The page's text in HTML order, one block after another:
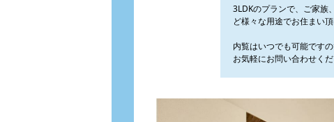
3LDKのプランで、ご家族
ど様々な用途でお住まい頂
内覧はいつでも可能ですの
お気軽にお問い合わせくだ